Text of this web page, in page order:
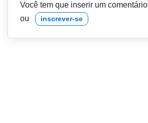
Você tem que inserir um comentário
ou inscrever-se